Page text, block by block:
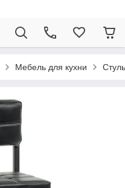
Мебель для кухни